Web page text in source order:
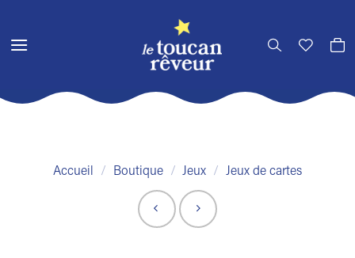
contenu
Accueil / Boutique / Jeux / Jeux de cartes